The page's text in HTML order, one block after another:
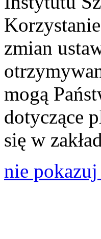
zmian
mogą
dotyczące
się w
nie